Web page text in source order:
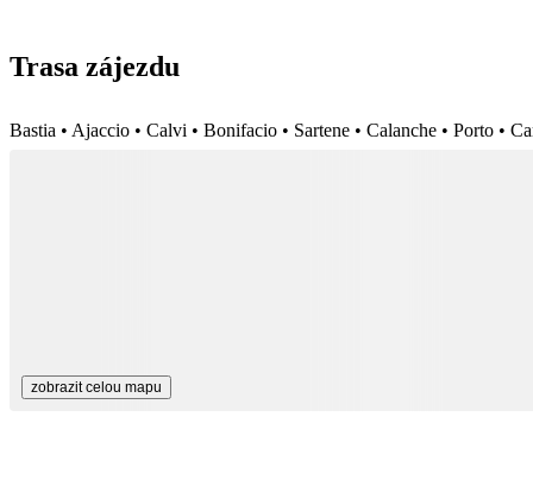
Trasa zájezdu
Bastia • Ajaccio • Calvi • Bonifacio • Sartene • Calanche • Porto •
zobrazit celou mapu